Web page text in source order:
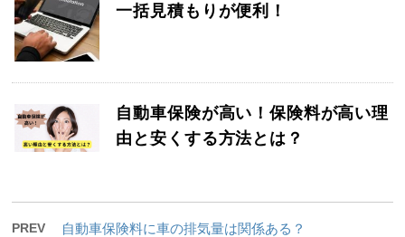
一括見積もりが便利！
自動車保険が高い！保険料が高い理
由と安くする方法とは？
PREV 自動車保険料に車の排気量は関係ある？